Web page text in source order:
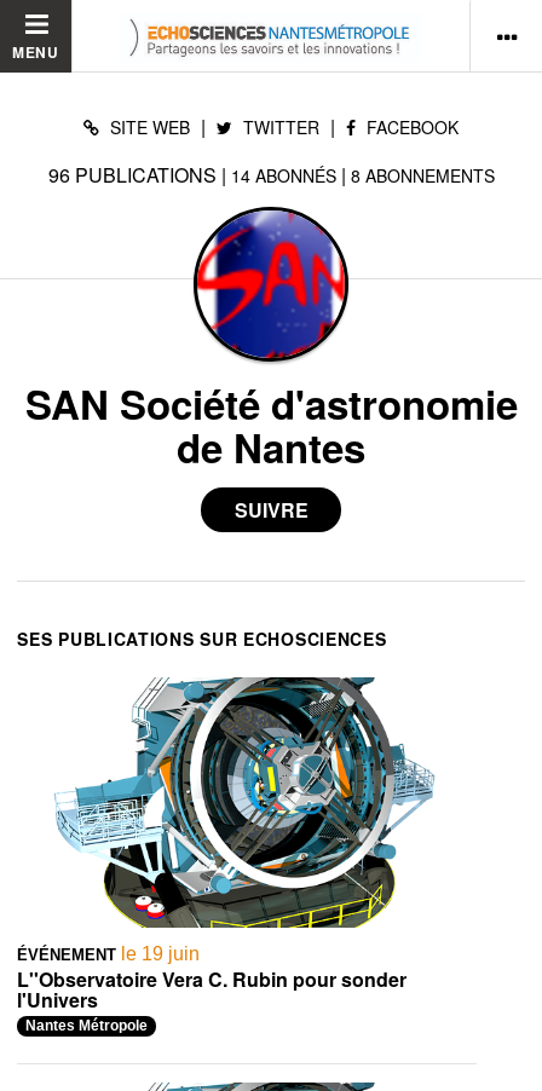
MENU
SITE WEB | TWITTER | FACEBOOK
96 PUBLICATIONS | 14 ABONNÉS | 8 ABONNEMENTS
SAN Société d'astronomie
de Nantes
SES PUBLICATIONS SUR ECHOSCIENCES
ÉVÉNEMENT le 19 juin
L''Observatoire Vera C. Rubin pour sonder
l'Univers
Nantes Métropole